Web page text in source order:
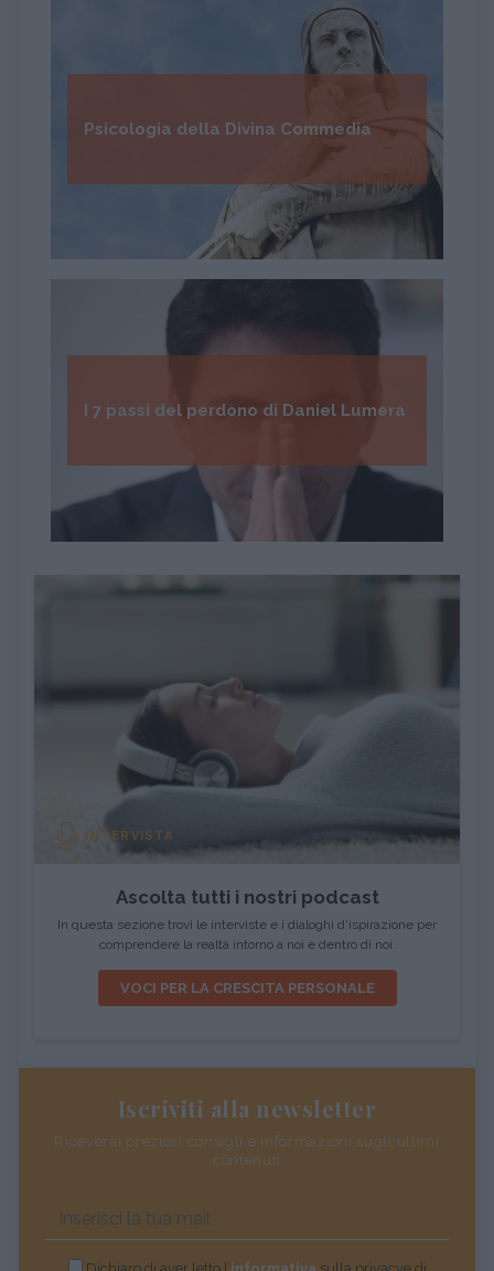
Psicologia della Divina Commedia
I 7 passi del perdono di Daniel Lumera
INTERVISTA
Ascolta tutti i nostri podcast
In questa sezione trovi le interviste e i dialoghi d'ispirazione per
comprendere la realtà intorno a noi e dentro di noi.
VOCI PER LA CRESCITA PERSONALE
Iscriviti alla newsletter
Riceverai preziosi consigli e informazioni sugli ultimi
contenuti